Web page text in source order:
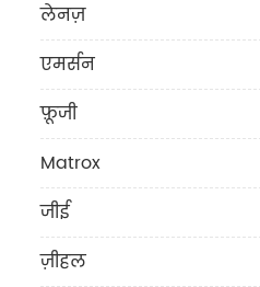
लेनज़
एमर्सन
फ़ूजी
Matrox
जीई
ज़ीहल